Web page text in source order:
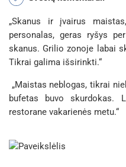
„Skanus ir įvairus
personalas, geras ryšys
skanus. Grilio zonoje labai
Tikrai galima išsirinkti.“
„Maistas neblogas, tikrai
bufetas buvo skurdokas.
restorane vakarienės metu.“